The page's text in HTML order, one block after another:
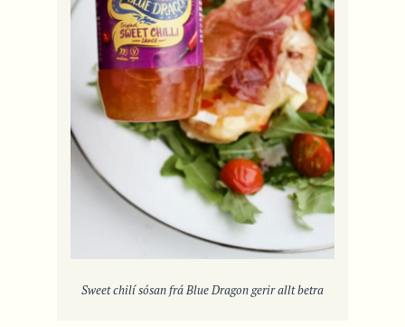
Sweet chilí sósan frá Blue Dragon gerir allt betra